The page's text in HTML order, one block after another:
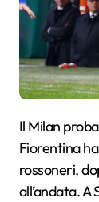
Il Milan probabilmente arriva al momento giusto. La
Fiorentina
rossoneri,
all’andata. A